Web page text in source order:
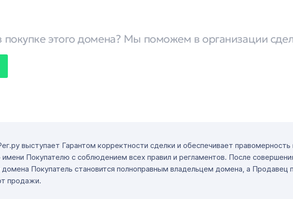
покупке этого домена? Мы поможем в организации
выступает Гарантом корректности сделки и обеспечивает правомерность
Покупателю с соблюдением всех правил и регламентов. После
домена Покупатель становится полноправным владельцем домена, а Продавец
продажи.